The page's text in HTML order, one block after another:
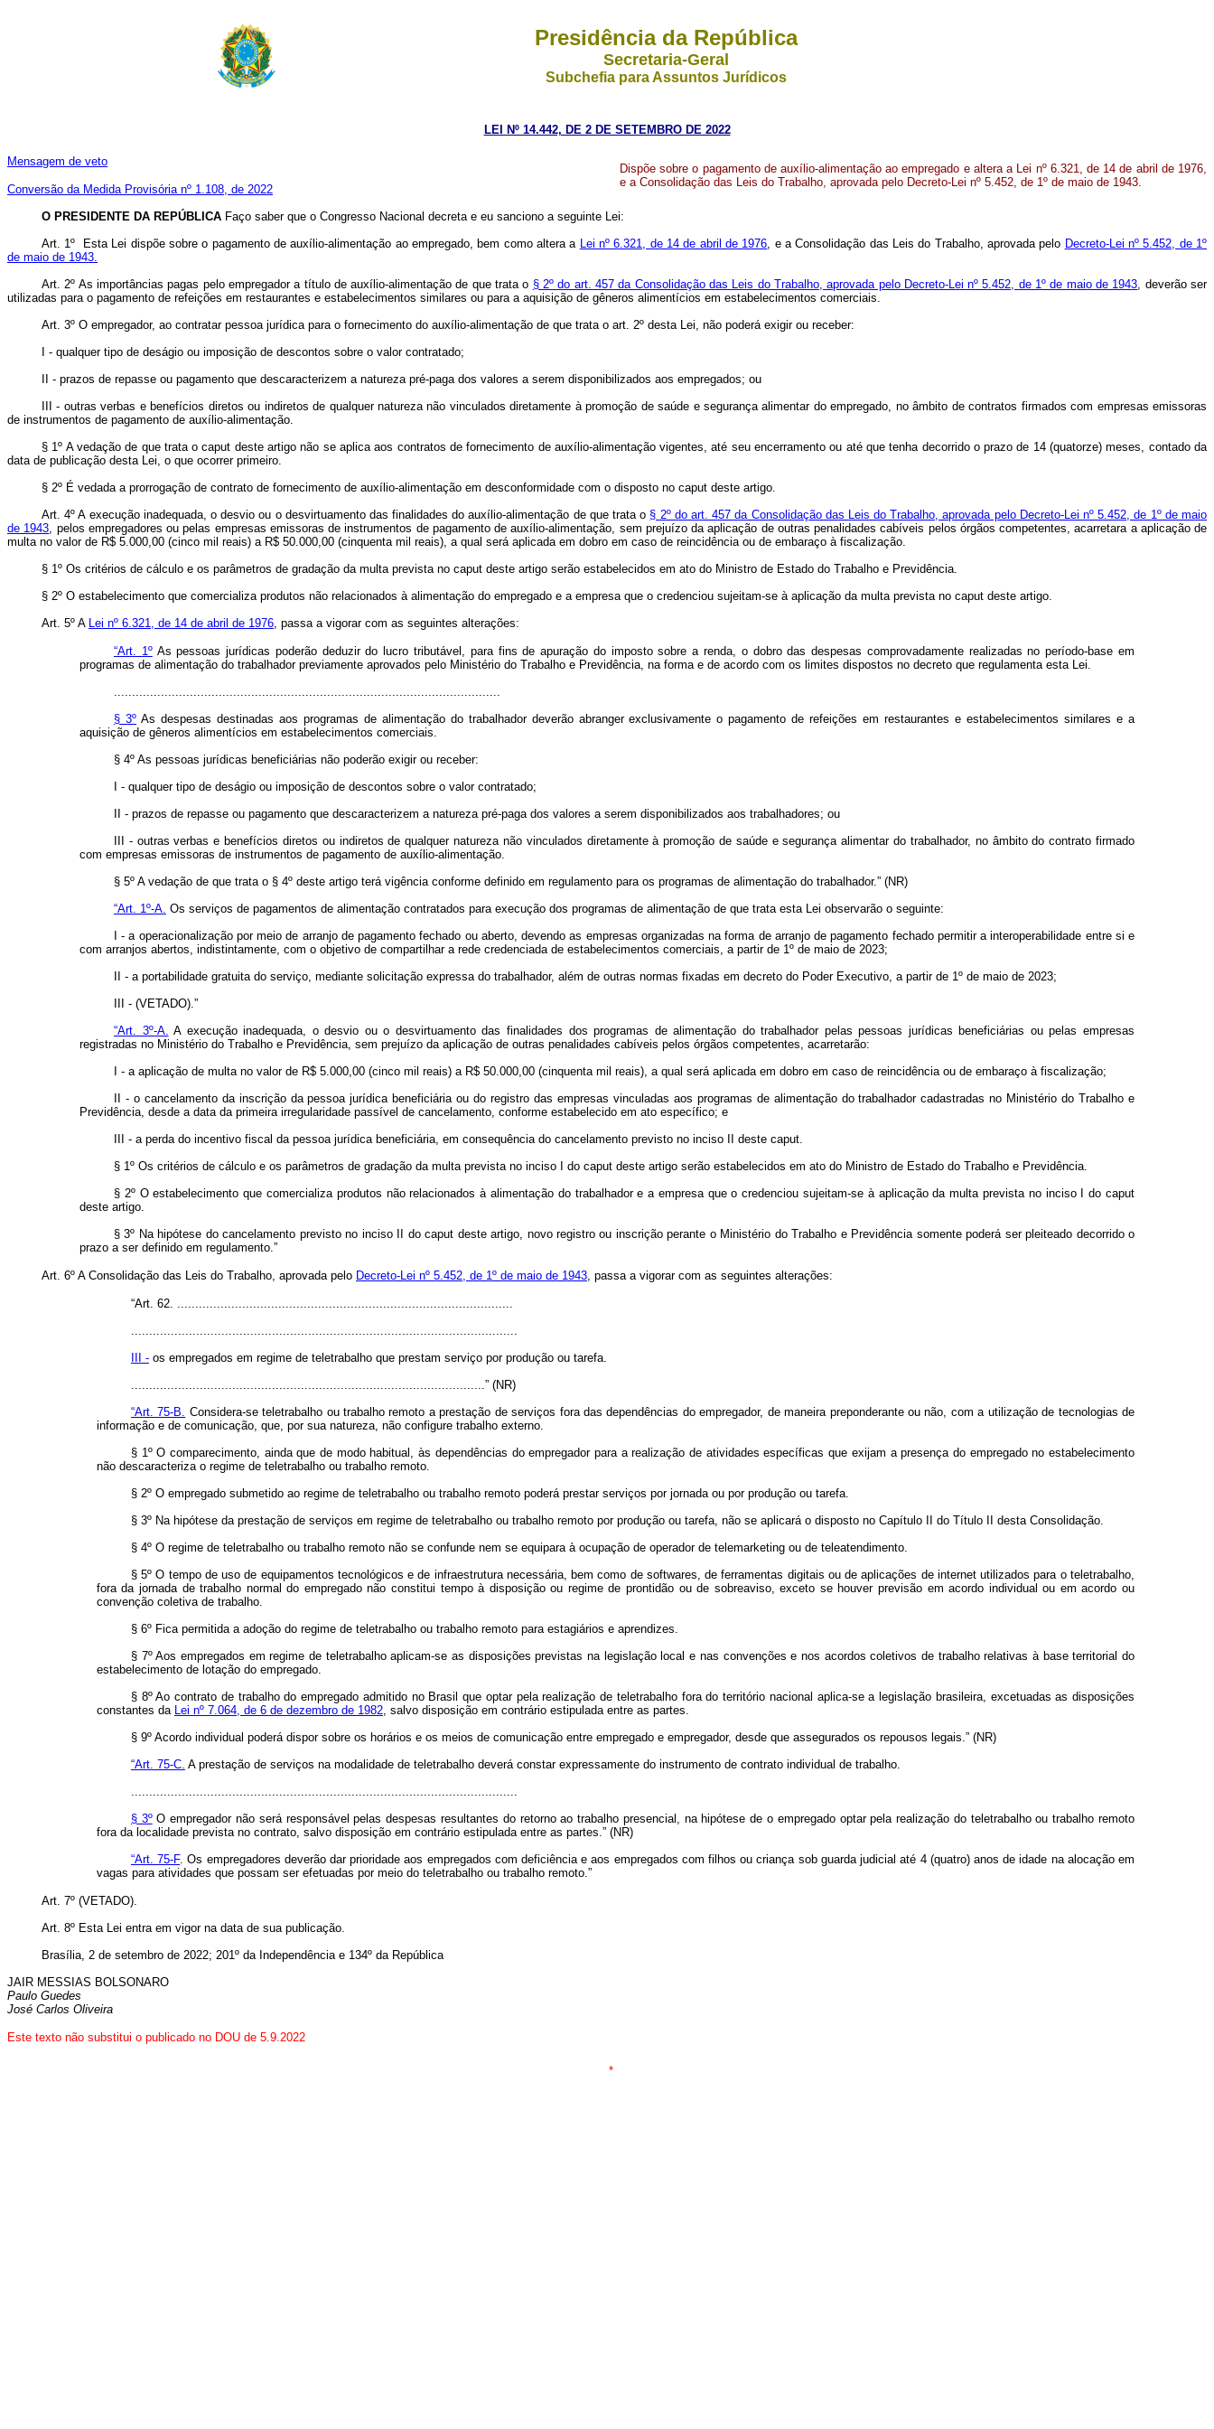
Presidência da República
Secretaria-Geral
Subchefia para Assuntos Jurídicos
LEI Nº 14.442, DE 2 DE SETEMBRO DE 2022
Mensagem de veto
Conversão da Medida Provisória nº 1.108, de 2022
Dispõe sobre o pagamento de auxílio-alimentação ao empregado e altera a Lei nº 6.321, de 14 de abril de 1976,
e a Consolidação das Leis do Trabalho, aprovada pelo Decreto-Lei nº 5.452, de 1º de maio de 1943.
O PRESIDENTE DA REPÚBLICA Faço saber que o Congresso Nacional decreta e eu sanciono a seguinte Lei:
Art. 1º Esta Lei dispõe sobre o pagamento de auxílio-alimentação ao empregado, bem como altera a Lei nº 6.321, de 14 de abril de 1976, e a Consolidação das Leis do Trabalho, aprovada pelo Decreto-Lei nº 5.452, de 1º
de maio de 1943.
Art. 2º As importâncias pagas pelo empregador a título de auxílio-alimentação de que trata o § 2º do art. 457 da Consolidação das Leis do Trabalho, aprovada pelo Decreto-Lei nº 5.452, de 1º de maio de 1943, deverão ser
utilizadas para o pagamento de refeições em restaurantes e estabelecimentos similares ou para a aquisição de gêneros alimentícios em estabelecimentos comerciais.
Art. 3º O empregador, ao contratar pessoa jurídica para o fornecimento do auxílio-alimentação de que trata o art. 2º desta Lei, não poderá exigir ou receber:
I - qualquer tipo de deságio ou imposição de descontos sobre o valor contratado;
II - prazos de repasse ou pagamento que descaracterizem a natureza pré-paga dos valores a serem disponibilizados aos empregados; ou
III - outras verbas e benefícios diretos ou indiretos de qualquer natureza não vinculados diretamente à promoção de saúde e segurança alimentar do empregado, no âmbito de contratos firmados com empresas emissoras
de instrumentos de pagamento de auxílio-alimentação.
§ 1º A vedação de que trata ocaput deste artigo não se aplica aos contratos de fornecimento de auxílio-alimentação vigentes, até seu encerramento ou até que tenha decorrido o prazo de 14 (quatorze) meses, contado da
data de publicação desta Lei, o que ocorrer primeiro.
§ 2º É vedada a prorrogação de contrato de fornecimento de auxílio-alimentação em desconformidade com o disposto no caput deste artigo.
Art. 4º A execução inadequada, o desvio ou o desvirtuamento das finalidades do auxílio-alimentação de que trata o § 2º do art. 457 da Consolidação das Leis do Trabalho, aprovada pelo Decreto-Lei nº 5.452, de 1º de maio
de 1943, pelos empregadores ou pelas empresas emissoras de instrumentos de pagamento de auxílio-alimentação, sem prejuízo da aplicação de outras penalidades cabíveis pelos órgãos competentes, acarretara a aplicação de
multa no valor de R$ 5.000,00 (cinco mil reais) a R$ 50.000,00 (cinquenta mil reais), a qual será aplicada em dobro em caso de reincidência ou de embaraço à fiscalização.
§ 1º Os critérios de cálculo e os parâmetros de gradação da multa prevista no caput deste artigo serão estabelecidos em ato do Ministro de Estado do Trabalho e Previdência.
§ 2º O estabelecimento que comercializa produtos não relacionados à alimentação do empregado e a empresa que o credenciou sujeitam-se à aplicação da multa prevista no caput deste artigo.
Art. 5º A Lei nº 6.321, de 14 de abril de 1976, passa a vigorar com as seguintes alterações:
“Art. 1ºAs pessoas jurídicas poderão deduzir do lucro tributável, para fins de apuração do imposto sobre a renda, o dobro das despesas comprovadamente realizadas no período-base em
programas de alimentação do trabalhador previamente aprovados pelo Ministério do Trabalho e Previdência, na forma e de acordo com os limites dispostos no decreto que regulamenta esta Lei.
...........................................................................................................
§ 3ºAs despesas destinadas aos programas de alimentação do trabalhador deverão abranger exclusivamente o pagamento de refeições em restaurantes e estabelecimentos similares e a
aquisição de gêneros alimentícios em estabelecimentos comerciais.
§ 4º As pessoas jurídicas beneficiárias não poderão exigir ou receber:
I - qualquer tipo de deságio ou imposição de descontos sobre o valor contratado;
II - prazos de repasse ou pagamento que descaracterizem a natureza pré-paga dos valores a serem disponibilizados aos trabalhadores; ou
III - outras verbas e benefícios diretos ou indiretos de qualquer natureza não vinculados diretamente à promoção de saúde e segurança alimentar do trabalhador, no âmbito do contrato firmado
com empresas emissoras de instrumentos de pagamento de auxílio-alimentação.
§ 5º A vedação de que trata o § 4º deste artigo terá vigência conforme definido em regulamento para os programas de alimentação do trabalhador.” (NR)
“Art. 1º-A. Os serviços de pagamentos de alimentação contratados para execução dos programas de alimentação de que trata esta Lei observarão o seguinte:
I - a operacionalização por meio de arranjo de pagamento fechado ou aberto, devendo as empresas organizadas na forma de arranjo de pagamento fechado permitir a interoperabilidade entre si e
com arranjos abertos, indistintamente, com o objetivo de compartilhar a rede credenciada de estabelecimentos comerciais, a partir de 1º de maio de 2023;
II - a portabilidade gratuita do serviço, mediante solicitação expressa do trabalhador, além de outras normas fixadas em decreto do Poder Executivo, a partir de 1º de maio de 2023;
III - (VETADO).”
“Art. 3º-A. A execução inadequada, o desvio ou o desvirtuamento das finalidades dos programas de alimentação do trabalhador pelas pessoas jurídicas beneficiárias ou pelas empresas
registradas no Ministério do Trabalho e Previdência, sem prejuízo da aplicação de outras penalidades cabíveis pelos órgãos competentes, acarretarão:
I - a aplicação de multa no valor de R$ 5.000,00 (cinco mil reais) a R$ 50.000,00 (cinquenta mil reais), a qual será aplicada em dobro em caso de reincidência ou de embaraço à fiscalização;
II - o cancelamento da inscrição da pessoa jurídica beneficiária ou do registro das empresas vinculadas aos programas de alimentação do trabalhador cadastradas no Ministério do Trabalho e
Previdência, desde a data da primeira irregularidade passível de cancelamento, conforme estabelecido em ato específico; e
III - a perda do incentivo fiscal da pessoa jurídica beneficiária, em consequência do cancelamento previsto no inciso II deste caput.
§ 1º Os critérios de cálculo e os parâmetros de gradação da multa prevista no inciso I do caput deste artigo serão estabelecidos em ato do Ministro de Estado do Trabalho e Previdência.
§ 2º O estabelecimento que comercializa produtos não relacionados à alimentação do trabalhador e a empresa que o credenciou sujeitam-se à aplicação da multa prevista no inciso I do caput
deste artigo.
§ 3º Na hipótese do cancelamento previsto no inciso II docaput deste artigo, novo registro ou inscrição perante o Ministério do Trabalho e Previdência somente poderá ser pleiteado decorrido o
prazo a ser definido em regulamento.”
Art. 6º A Consolidação das Leis do Trabalho, aprovada pelo Decreto-Lei nº 5.452, de 1º de maio de 1943, passa a vigorar com as seguintes alterações:
“Art. 62. .............................................................................................
...........................................................................................................
III -os empregados em regime de teletrabalho que prestam serviço por produção ou tarefa.
..................................................................................................” (NR)
“Art. 75-B. Considera-se teletrabalho ou trabalho remoto a prestação de serviços fora das dependências do empregador, de maneira preponderante ou não, com a utilização de tecnologias de
informação e de comunicação, que, por sua natureza, não configure trabalho externo.
§ 1º O comparecimento, ainda que de modo habitual, às dependências do empregador para a realização de atividades específicas que exijam a presença do empregado no estabelecimento
não descaracteriza o regime de teletrabalho ou trabalho remoto.
§ 2º O empregado submetido ao regime de teletrabalho ou trabalho remoto poderá prestar serviços por jornada ou por produção ou tarefa.
§ 3º Na hipótese da prestação de serviços em regime de teletrabalho ou trabalho remoto por produção ou tarefa, não se aplicará o disposto no Capítulo II do Título II desta Consolidação.
§ 4º O regime de teletrabalho ou trabalho remoto não se confunde nem se equipara à ocupação de operador de telemarketingou de teleatendimento.
§ 5º O tempo de uso de equipamentos tecnológicos e de infraestrutura necessária, bem como de softwares, de ferramentas digitais ou de aplicações de internet utilizados para o teletrabalho,
fora da jornada de trabalho normal do empregado não constitui tempo à disposição ou regime de prontidão ou de sobreaviso, exceto se houver previsão em acordo individual ou em acordo ou
convenção coletiva de trabalho.
§ 6º Fica permitida a adoção do regime de teletrabalho ou trabalho remoto para estagiários e aprendizes.
§ 7º Aos empregados em regime de teletrabalho aplicam-se as disposições previstas na legislação local e nas convenções e nos acordos coletivos de trabalho relativas à base territorial do
estabelecimento de lotação do empregado.
§ 8º Ao contrato de trabalho do empregado admitido no Brasil que optar pela realização de teletrabalho fora do território nacional aplica-se a legislação brasileira, excetuadas as disposições
constantes da Lei nº 7.064, de 6 de dezembro de 1982, salvo disposição em contrário estipulada entre as partes.
§ 9º Acordo individual poderá dispor sobre os horários e os meios de comunicação entre empregado e empregador, desde que assegurados os repousos legais.” (NR)
“Art. 75-C. A prestação de serviços na modalidade de teletrabalho deverá constar expressamente do instrumento de contrato individual de trabalho.
...........................................................................................................
§ 3ºO empregador não será responsável pelas despesas resultantes do retorno ao trabalho presencial, na hipótese de o empregado optar pela realização do teletrabalho ou trabalho remoto
fora da localidade prevista no contrato, salvo disposição em contrário estipulada entre as partes.” (NR)
“Art. 75-F. Os empregadores deverão dar prioridade aos empregados com deficiência e aos empregados com filhos ou criança sob guarda judicial até 4 (quatro) anos de idade na alocação em
vagas para atividades que possam ser efetuadas por meio do teletrabalho ou trabalho remoto.”
Art. 7º (VETADO).
Art. 8º Esta Lei entra em vigor na data de sua publicação.
Brasília, 2 de setembro de 2022; 201º da Independência e 134º da República
JAIR MESSIAS BOLSONARO
Paulo Guedes
José Carlos Oliveira
Este texto não substitui o publicado no DOU de 5.9.2022
*